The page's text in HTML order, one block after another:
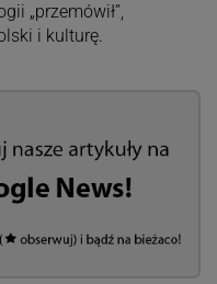
„przemówił”,
i kulturę.